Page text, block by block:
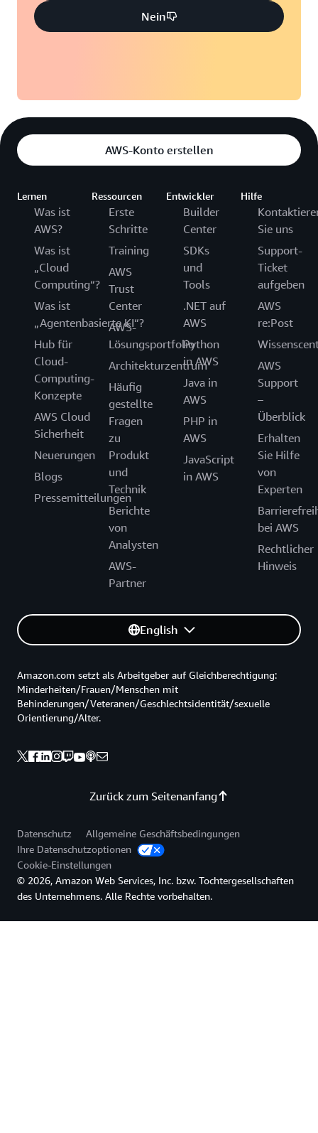
Nein
AWS-Konto erstellen
Lernen
Was ist
AWS?
Was ist
„Cloud
Computing“?
Was ist
„Agentenbasierte KI“?
Hub für
Cloud-
Computing-
Konzepte
AWS Cloud
Sicherheit
Neuerungen
Blogs
Pressemitteilungen
Ressourcen
Erste
Schritte
Training
AWS
Trust
Center
AWS-
Lösungsportfolio
Architekturzentrum
Häufig
gestellte
Fragen
zu
Produkt
und
Technik
Berichte
von
Analysten
AWS-
Partner
Entwickler
Builder
Center
SDKs
und
Tools
.NET auf
AWS
Python
in AWS
Java in
AWS
PHP in
AWS
JavaScript
in AWS
Hilfe
Sie uns
Support-
Ticket
aufgeben
AWS
re:Post
AWS
Support
–
Überblick
Erhalten
Sie Hilfe
von
Experten
bei AWS
Rechtlicher
Hinweis
English
Zurück zum Seitenanfang
Amazon.com setzt als Arbeitgeber auf Gleichberechtigung:
Minderheiten/Frauen/Menschen mit
Behinderungen/Veteranen/Geschlechtsidentität/sexuelle
Orientierung/Alter.
Datenschutz
Allgemeine Geschäftsbedingungen
Ihre Datenschutzoptionen
Cookie-Einstellungen
© 2026, Amazon Web Services, Inc. bzw. Tochtergesellschaften
des Unternehmens. Alle Rechte vorbehalten.